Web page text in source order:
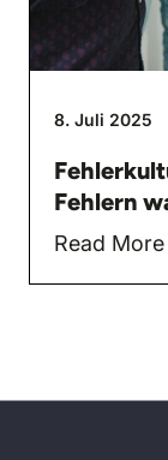
8. Juli 2025
Fehlern
Read More